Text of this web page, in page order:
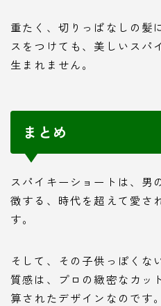
重たく、切りっぱなしの髪
スをつけても、美しいスパ
生まれません。
まとめ
スパイキーショートは、男
徴する、時代を超えて愛さ
す。
そして、その子供っぽくな
質感は、プロの緻密なカッ
算されたデザインなのです。